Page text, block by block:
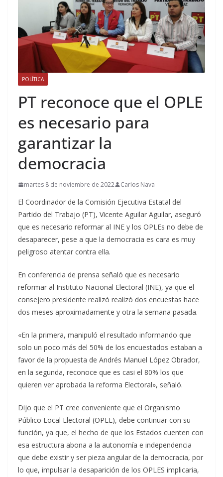
POLÍTICA
PT reconoce que el OPLE
es necesario para
garantizar la
democracia
martes 8 de noviembre de 2022 Carlos Nava
El Coordinador de la Comisión Ejecutiva Estatal del
Partido del Trabajo (PT), Vicente Aguilar Aguilar, aseguró
que es necesario reformar al INE y los OPLEs no debe de
desaparecer, pese a que la democracia es cara es muy
peligroso atentar contra ella.
En conferencia de prensa señaló que es necesario
reformar al Instituto Nacional Electoral (INE), ya que el
consejero presidente realizó realizó dos encuestas hace
dos meses aproximadamente y otra la semana pasada.
«En la primera, manipuló el resultado informando que
solo un poco más del 50% de los encuestados estaban a
favor de la propuesta de Andrés Manuel López Obrador,
en la segunda, reconoce que es casi el 80% los que
quieren ver aprobada la reforma Electoral», señaló.
Dijo que el PT cree conveniente que el Organismo
Público Local Electoral (OPLE), debe continuar con su
función, ya que, el hecho de que los Estados cuenten con
esa estructura abona a la autonomía e independencia
que debe existir y ser pieza angular de la democracia, por
lo que, impulsar la desaparición de los OPLES implicaria,